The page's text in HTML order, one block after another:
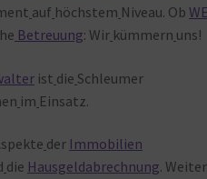
auf höchstem Niveau. Ob
Betreuung: Wir kümmern uns!
ist die Schleumer
im Einsatz.
der Immobilien
die Hausgeldabrechnung.